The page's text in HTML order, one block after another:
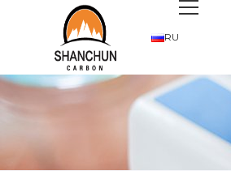
RU